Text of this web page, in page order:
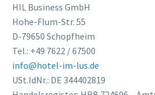
HIL Business GmbH
Hohe-Flum-Str. 55
D-79650 Schopfheim
Tel.: +49 7622 / 67500
info@hotel-im-lus.de
USt.IdNr.: DE 344402819